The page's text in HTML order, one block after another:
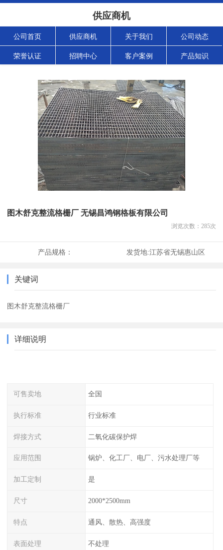
供应商机
公司首页 供应商机 关于我们 公司动态
荣誉认证 招聘中心 客户案例 产品知识
图木舒克整流格栅厂 无锡昌鸿钢格板有限公司
浏览次数： 285次
产品规格： 发货地:江苏省无锡惠山区
关键词
图木舒克整流格栅厂
详细说明
可售卖地 全国
执行标准 行业标准
焊接方式 二氧化碳保护焊
应用范围 锅炉、化工厂、电厂、污水处理厂等
加工定制 是
尺寸 2000*2500mm
特点 通风、散热、高强度
表面处理 不处理